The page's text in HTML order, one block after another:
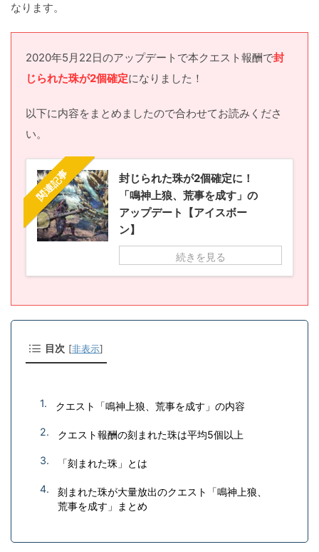
なります。
2020年5月22日のアップデートで本クエスト報酬で封
じられた珠が2個確定になりました！
以下に内容をまとめましたので合わせてお読みくださ
い。
関連記事
封じられた珠が2個確定に！
「鳴神上狼、荒事を成す」の
アップデート【アイスボー
ン】
続きを見る
目次 [非表示]
クエスト「鳴神上狼、荒事を成す」の内容
クエスト報酬の刻まれた珠は平均5個以上
「刻まれた珠」とは
刻まれた珠が大量放出のクエスト「鳴神上狼、
荒事を成す」まとめ